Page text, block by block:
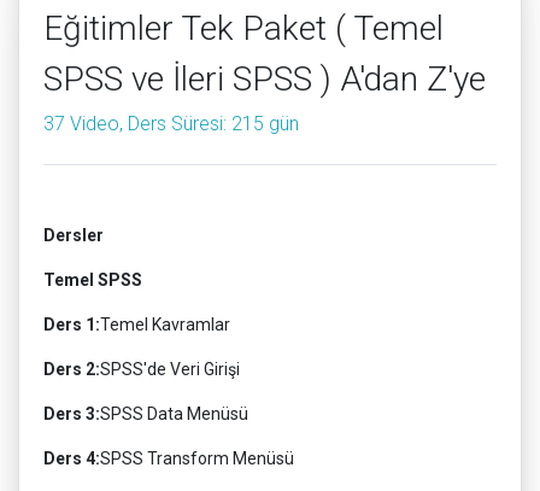
Eğitimler Tek Paket ( Temel
SPSS ve İleri SPSS ) A'dan Z'ye
37 Video, Ders Süresi: 215 gün
Dersler
Temel SPSS
Ders 1:Temel Kavramlar
Ders 2:SPSS'de Veri Girişi
Ders 3:SPSS Data Menüsü
Ders 4:SPSS Transform Menüsü